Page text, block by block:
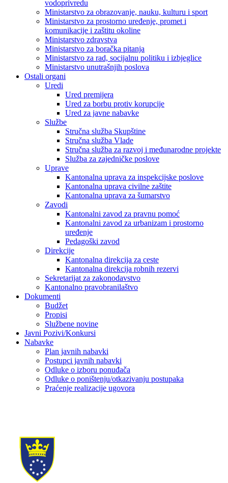
vodoprivredu
Ministarstvo za obrazovanje, nauku, kulturu i sport
Ministarstvo za prostorno uređenje, promet i
komunikacije i zaštitu okoline
Ministarstvo zdravstva
Ministarstvo za boračka pitanja
Ministarstvo za rad, socijalnu politiku i izbjeglice
Ministarstvo unutrašnjih poslova
Ostali organi
Uredi
Ured premijera
Ured za borbu protiv korupcije
Ured za javne nabavke
Službe
Stručna služba Skupštine
Stručna služba Vlade
Stručna služba za razvoj i međunarodne projekte
Služba za zajedničke poslove
Uprave
Kantonalna uprava za inspekcijske poslove
Kantonalna uprava civilne zaštite
Kantonalna uprava za šumarstvo
Zavodi
Kantonalni zavod za pravnu pomoć
Kantonalni zavod za urbanizam i prostorno
uređenje
Pedagoški zavod
Direkcije
Kantonalna direkcija za ceste
Kantonalna direkcija robnih rezervi
Sekretarijat za zakonodavstvo
Kantonalno pravobranilaštvo
Dokumenti
Budžet
Propisi
Službene novine
Javni Pozivi/Konkursi
Nabavke
Plan javnih nabavki
Postupci javnih nabavki
Odluke o izboru ponuđača
Odluke o poništenju/otkazivanju postupaka
Praćenje realizacije ugovora